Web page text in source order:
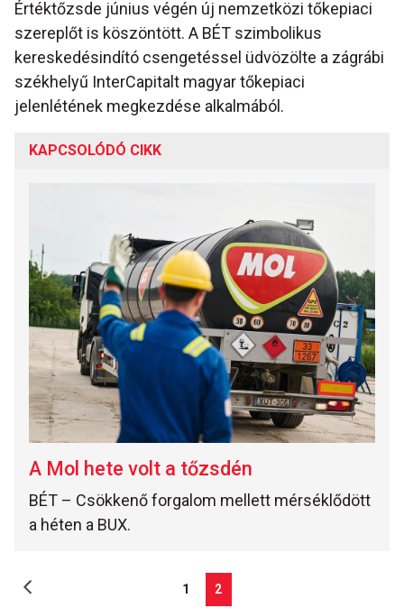
Értéktőzsde június végén új nemzetközi tőkepiaci
szereplőt is köszöntött. A BÉT szimbolikus
kereskedésindító csengetéssel üdvözölte a zágrábi
székhelyű InterCapitalt magyar tőkepiaci
jelenlétének megkezdése alkalmából.
KAPCSOLÓDÓ CIKK
A Mol hete volt a tőzsdén
BÉT – Csökkenő forgalom mellett mérséklődött
a héten a BUX.
1 2